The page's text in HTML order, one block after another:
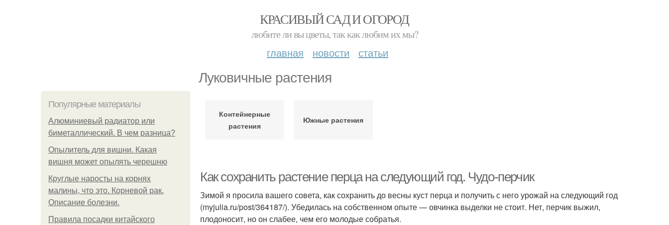
КРАСИВЫЙ САД И ОГОРОД
любите ли вы цветы, так как любим их мы?
главная новости статьи
Луковичные растения
Популярные материалы
Алюминиевый радиатор или
биметаллический. В чем разница?
Опылитель для вишни. Какая
вишня может опылять черешню
Круглые наросты на корнях
малины, что это. Корневой рак.
Описание болезни.
Правила посадки китайского
Контейнерные
растения
Южные растения
Как сохранить растение перца на следующий год. Чудо-перчик
Зимой я просила вашего совета, как сохранить до весны куст перца и получить с него урожай на следующий год
(myjulia.ru/post/364187/). Убедилась на собственном опыте — овчинка выделки не стоит. Нет, перчик выжил,
плодоносит, но он слабее, чем его молодые собратья.